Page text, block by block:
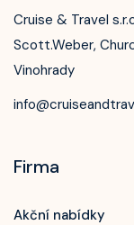
Cruise & Travel
Scott.Weber,
Vinohrady
Firma
Akční nabídky